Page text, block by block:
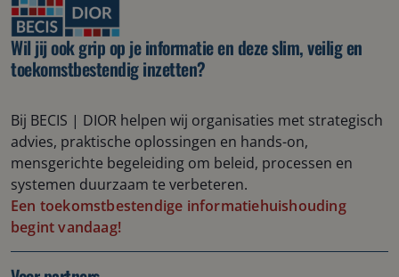
Wil jij ook grip op je informatie en deze slim, veilig en
toekomstbestendig inzetten?
Bij BECIS | DIOR helpen wij organisaties met strategisch
advies, praktische oplossingen en hands-on,
mensgerichte begeleiding om beleid, processen en
systemen duurzaam te verbeteren.
Een toekomstbestendige informatiehuishouding
begint vandaag!